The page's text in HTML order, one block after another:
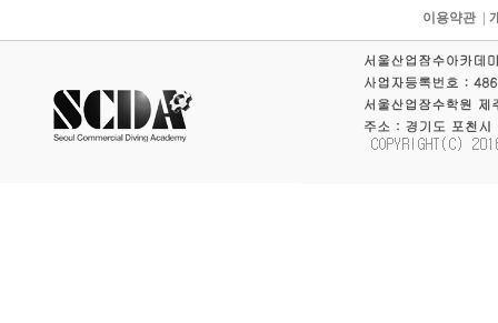
이용약관 |